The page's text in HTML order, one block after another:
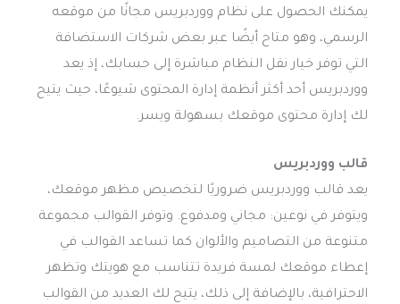
يمكنك الحصول على نظام ووردبريس مجانًا من موقعه
الرسمي، وهو متاح أيضًا عبر بعض شركات الاستضافة
التي توفر خيار نقل النظام مباشرة إلى حسابك، إذ يعد
ووردبريس أحد أكثر أنظمة إدارة المحتوى شيوعًا، حيث يتيح
لك إدارة محتوى موقعك بسهولة ويسر.
قالب ووردبريس
يعد قالب ووردبريس ضروريًا لتخصيص مظهر موقعك،
ويتوفر في نوعين: مجاني ومدفوع. وتوفر القوالب مجموعة
متنوعة من التصاميم والألوان كما تساعد القوالب في
إعطاء موقعك لمسة فريدة تتناسب مع هويتك وتظهر
الاحترافية، بالإضافة إلى ذلك، يتيح لك العديد من القوالب